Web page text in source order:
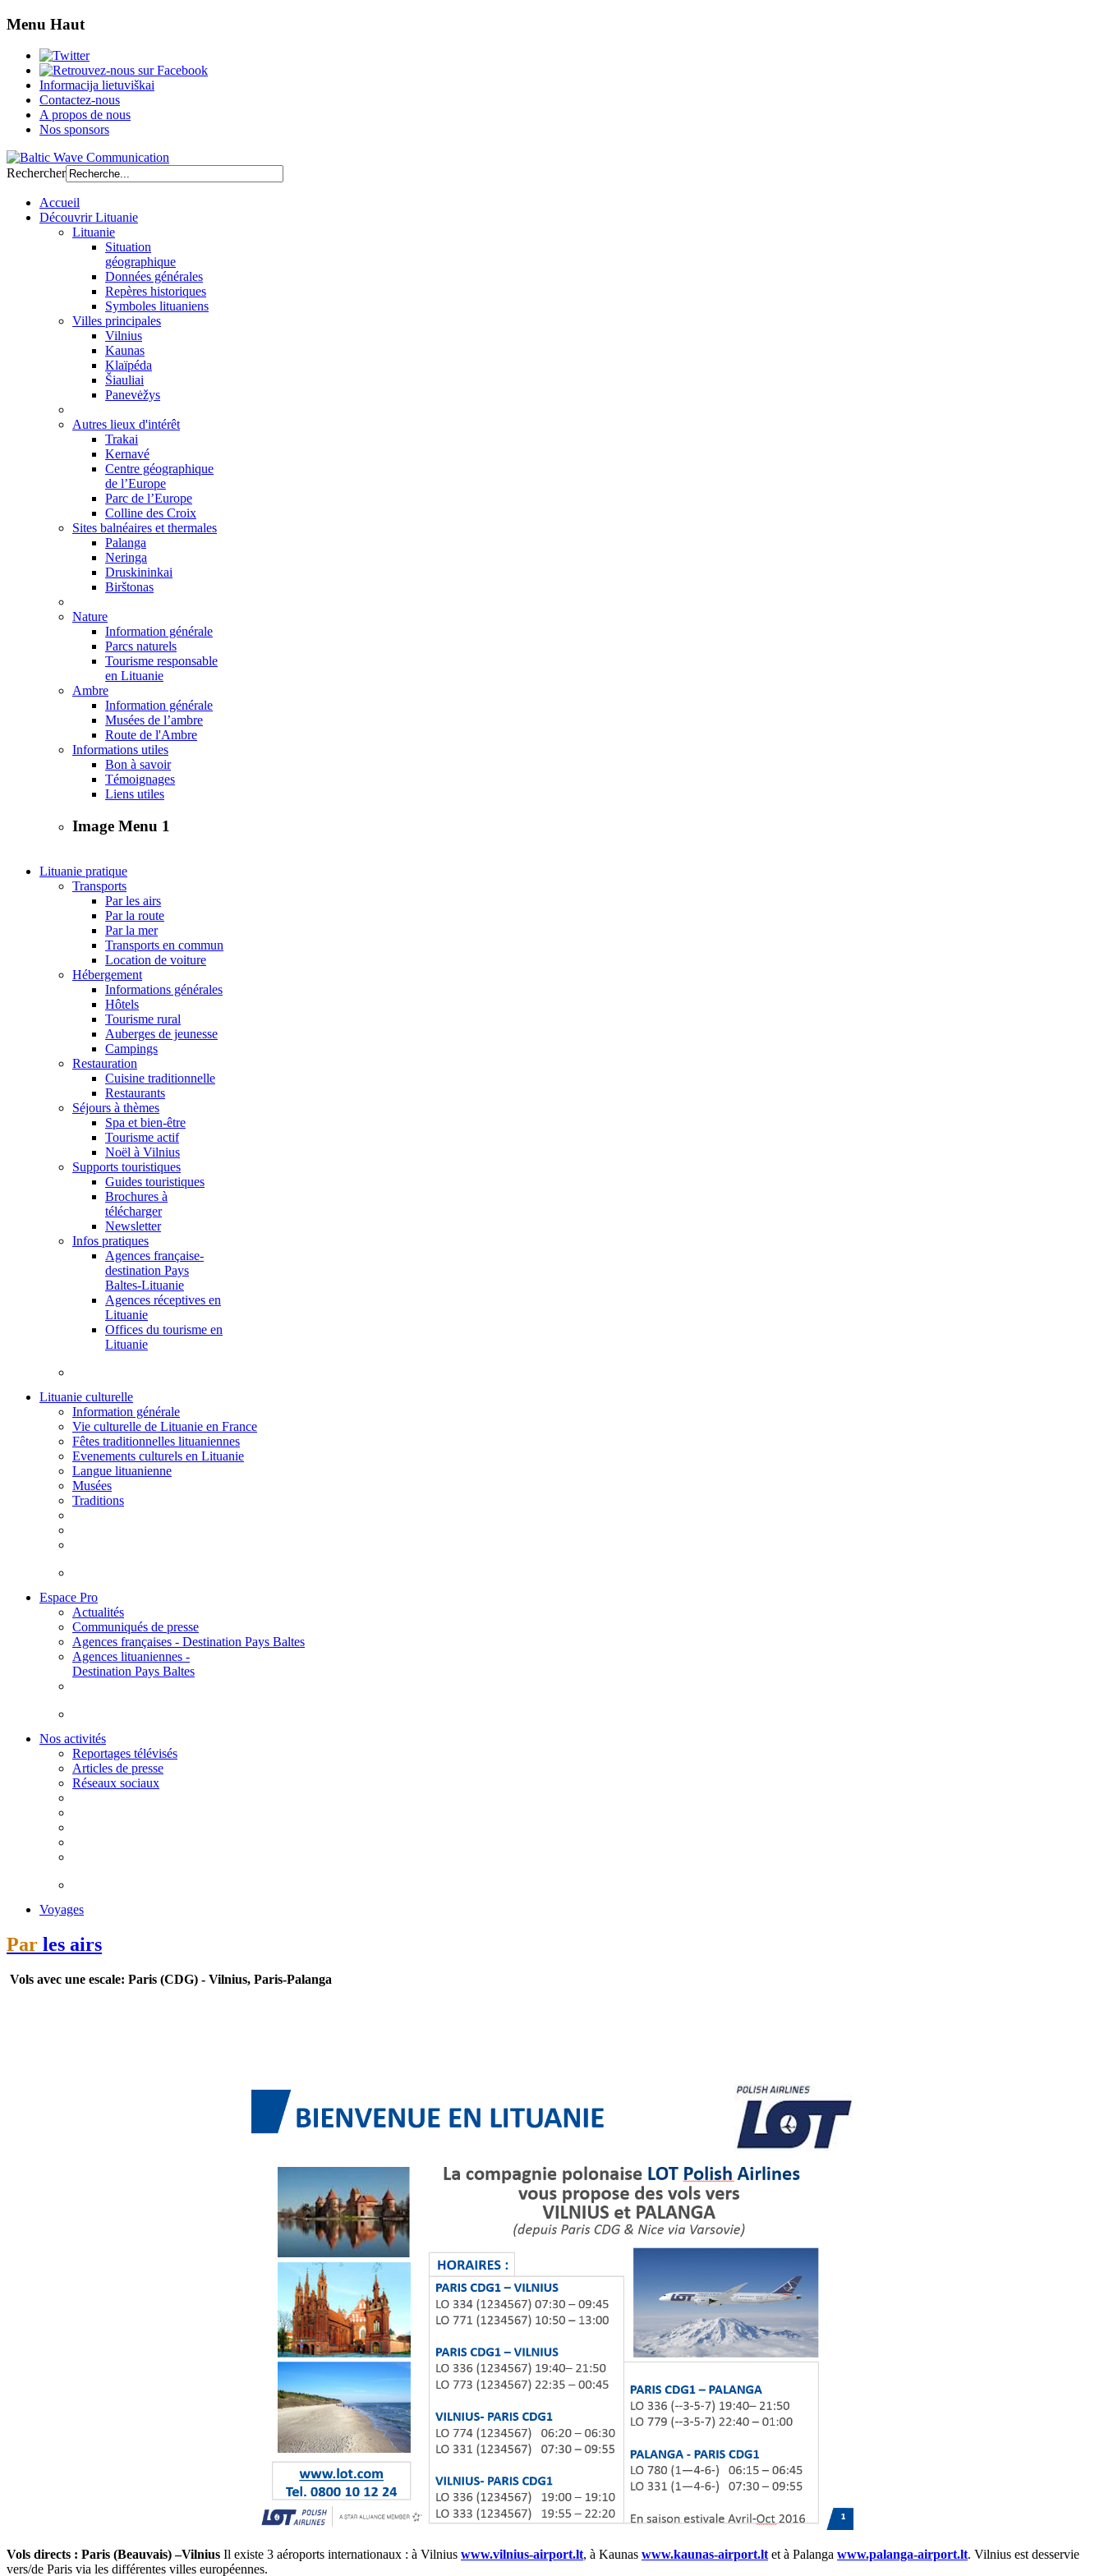
Menu Haut
Informacija lietuviškai
Contactez-nous
A propos de nous
Nos sponsors
Rechercher
Accueil
Découvrir Lituanie
Lituanie
Situation
géographique
Données générales
Repères historiques
Symboles lituaniens
Villes principales
Vilnius
Kaunas
Klaïpéda
Šiauliai
Panevėžys
Autres lieux d'intérêt
Trakai
Kernavé
Centre géographique
de l’Europe
Parc de l’Europe
Colline des Croix
Sites balnéaires et thermales
Palanga
Neringa
Druskininkai
Birštonas
Nature
Information générale
Parcs naturels
Tourisme responsable
en Lituanie
Ambre
Information générale
Musées de l’ambre
Route de l'Ambre
Informations utiles
Bon à savoir
Témoignages
Liens utiles
Image Menu 1
Lituanie pratique
Transports
Par les airs
Par la route
Par la mer
Transports en commun
Location de voiture
Hébergement
Informations générales
Hôtels
Tourisme rural
Auberges de jeunesse
Campings
Restauration
Cuisine traditionnelle
Restaurants
Séjours à thèmes
Spa et bien-être
Tourisme actif
Noël à Vilnius
Supports touristiques
Guides touristiques
Brochures à
télécharger
Newsletter
Infos pratiques
Agences française-
destination Pays
Baltes-Lituanie
Agences réceptives en
Lituanie
Offices du tourisme en
Lituanie
Lituanie culturelle
Information générale
Vie culturelle de Lituanie en France
Fêtes traditionnelles lituaniennes
Evenements culturels en Lituanie
Langue lituanienne
Musées
Traditions
Espace Pro
Actualités
Communiqués de presse
Agences françaises - Destination Pays Baltes
Agences lituaniennes -
Destination Pays Baltes
Nos activités
Reportages télévisés
Articles de presse
Réseaux sociaux
Voyages
Par les airs
Vols avec une escale: Paris (CDG) - Vilnius, Paris-Palanga
Vols directs : Paris (Beauvais) –Vilnius Il existe 3 aéroports internationaux : à Vilnius www.vilnius-airport.lt, à Kaunas www.kaunas-airport.lt et à Palanga www.palanga-airport.lt. Vilnius est desservie
vers/de Paris via les différentes villes européennes.